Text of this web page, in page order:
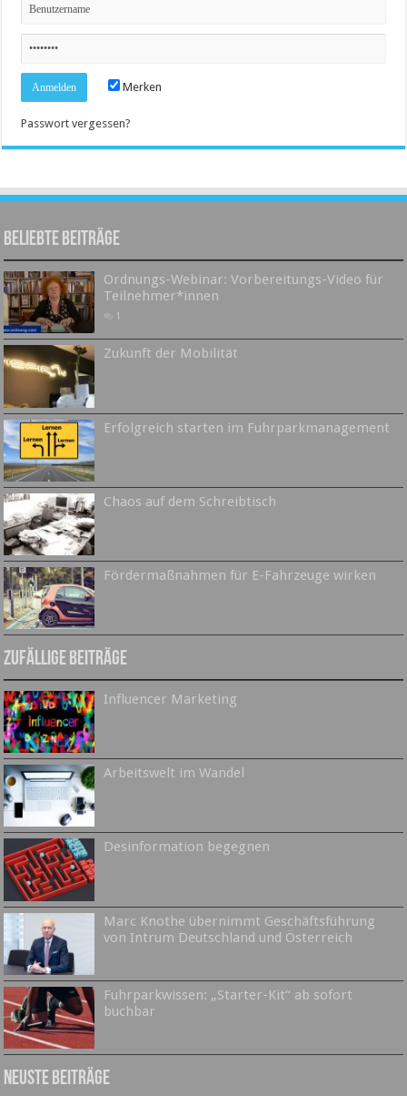
Merken
Passwort vergessen?
Beliebte Beiträge
Ordnungs-Webinar: Vorbereitungs-Video für
Teilnehmer*innen
1
Zukunft der Mobilität
Erfolgreich starten im Fuhrparkmanagement
Chaos auf dem Schreibtisch
Fördermaßnahmen für E-Fahrzeuge wirken
Zufällige Beiträge
Influencer Marketing
Arbeitswelt im Wandel
Desinformation begegnen
Marc Knothe übernimmt Geschäftsführung
von Intrum Deutschland und Österreich
Fuhrparkwissen: „Starter-Kit“ ab sofort
buchbar
Neuste Beiträge